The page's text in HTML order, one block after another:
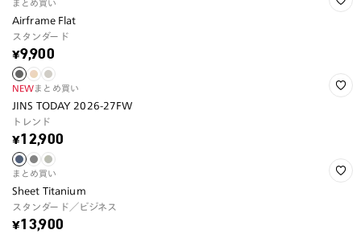
まとめ買い
Airframe Flat
スタンダード
¥9,900
NEWまとめ買い
JINS TODAY 2026-27FW
トレンド
¥12,900
まとめ買い
Sheet Titanium
スタンダード／ビジネス
¥13,900